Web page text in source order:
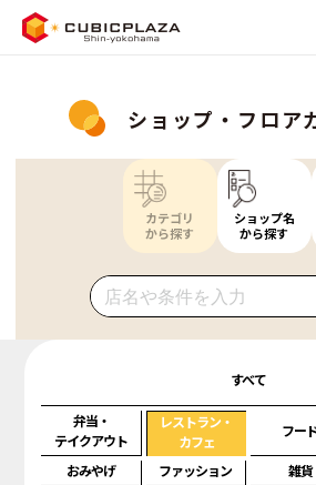
ショップ・フロア
カテゴリ
から探す
ショップ名
から探す
すべて
弁当・
テイクアウト
レストラン・
カフェ
フー
おみやげ ファッション 雑貨